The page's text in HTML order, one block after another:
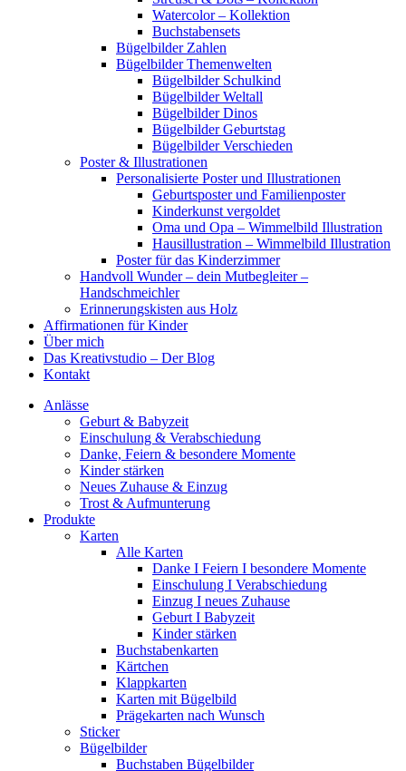
Watercolor – Kollektion
Buchstabensets
Bügelbilder Zahlen
Bügelbilder Themenwelten
Bügelbilder Schulkind
Bügelbilder Weltall
Bügelbilder Dinos
Bügelbilder Geburtstag
Bügelbilder Verschieden
Poster & Illustrationen
Personalisierte Poster und Illustrationen
Geburtsposter und Familienposter
Kinderkunst vergoldet
Oma und Opa – Wimmelbild Illustration
Hausillustration – Wimmelbild Illustration
Poster für das Kinderzimmer
Handvoll Wunder – dein Mutbegleiter –
Handschmeichler
Erinnerungskisten aus Holz
Affirmationen für Kinder
Über mich
Das Kreativstudio – Der Blog
Kontakt
Anlässe
Geburt & Babyzeit
Einschulung & Verabschiedung
Danke, Feiern & besondere Momente
Kinder stärken
Neues Zuhause & Einzug
Trost & Aufmunterung
Produkte
Karten
Alle Karten
Danke I Feiern I besondere Momente
Einschulung I Verabschiedung
Einzug I neues Zuhause
Geburt I Babyzeit
Kinder stärken
Buchstabenkarten
Kärtchen
Klappkarten
Karten mit Bügelbild
Prägekarten nach Wunsch
Sticker
Bügelbilder
Buchstaben Bügelbilder